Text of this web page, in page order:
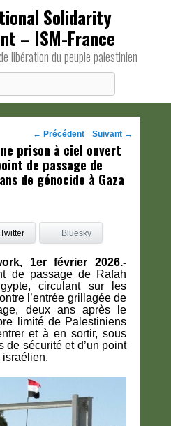
Solidarity
– ISM-France
libération du peuple palestinien
Navigation
des
posts
← Précédent Suivant →
prison à ciel ouvert
de passage de
de génocide à Gaza
Twitter Bluesky
1er février 2026.-
de passage de Rafah
circulant sur les
l’entrée grillagée de
deux ans après le
limité de Palestiniens
et à en sortir, sous
de sécurité et d’un point
israélien.